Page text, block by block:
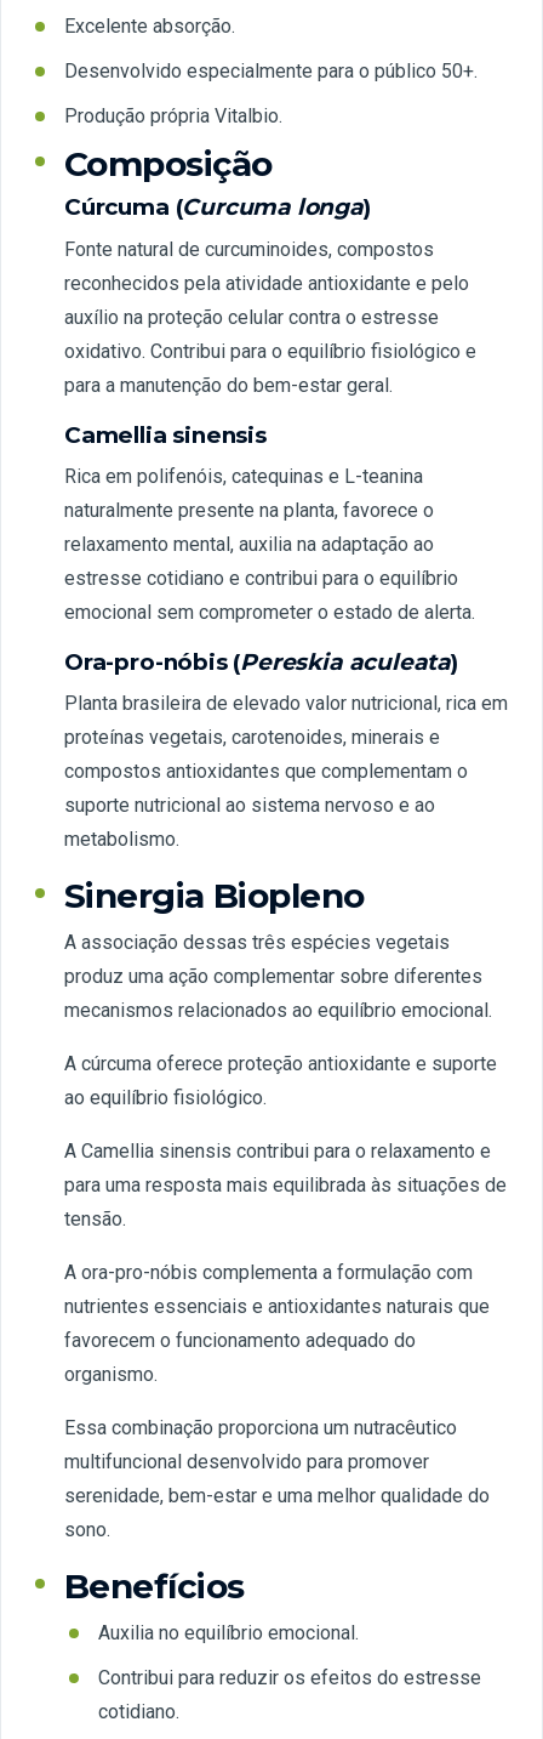
Excelente absorção.
Desenvolvido especialmente para o público 50+.
Produção própria Vitalbio.
Composição
Cúrcuma (Curcuma longa)
Fonte natural de curcuminoides, compostos
reconhecidos pela atividade antioxidante e pelo
auxílio na proteção celular contra o estresse
oxidativo. Contribui para o equilíbrio fisiológico e
para a manutenção do bem-estar geral.
Camellia sinensis
Rica em polifenóis, catequinas e L-teanina
naturalmente presente na planta, favorece o
relaxamento mental, auxilia na adaptação ao
estresse cotidiano e contribui para o equilíbrio
emocional sem comprometer o estado de alerta.
Ora-pro-nóbis (Pereskia aculeata)
Planta brasileira de elevado valor nutricional, rica em
proteínas vegetais, carotenoides, minerais e
compostos antioxidantes que complementam o
suporte nutricional ao sistema nervoso e ao
metabolismo.
Sinergia Biopleno
A associação dessas três espécies vegetais
produz uma ação complementar sobre diferentes
mecanismos relacionados ao equilíbrio emocional.
A cúrcuma oferece proteção antioxidante e suporte
ao equilíbrio fisiológico.
A Camellia sinensis contribui para o relaxamento e
para uma resposta mais equilibrada às situações de
tensão.
A ora-pro-nóbis complementa a formulação com
nutrientes essenciais e antioxidantes naturais que
favorecem o funcionamento adequado do
organismo.
Essa combinação proporciona um nutracêutico
multifuncional desenvolvido para promover
serenidade, bem-estar e uma melhor qualidade do
sono.
Benefícios
Auxilia no equilíbrio emocional.
Contribui para reduzir os efeitos do estresse
cotidiano.